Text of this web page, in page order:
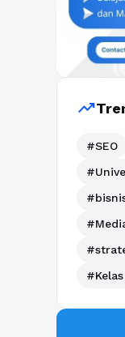
trending_up
#SEO